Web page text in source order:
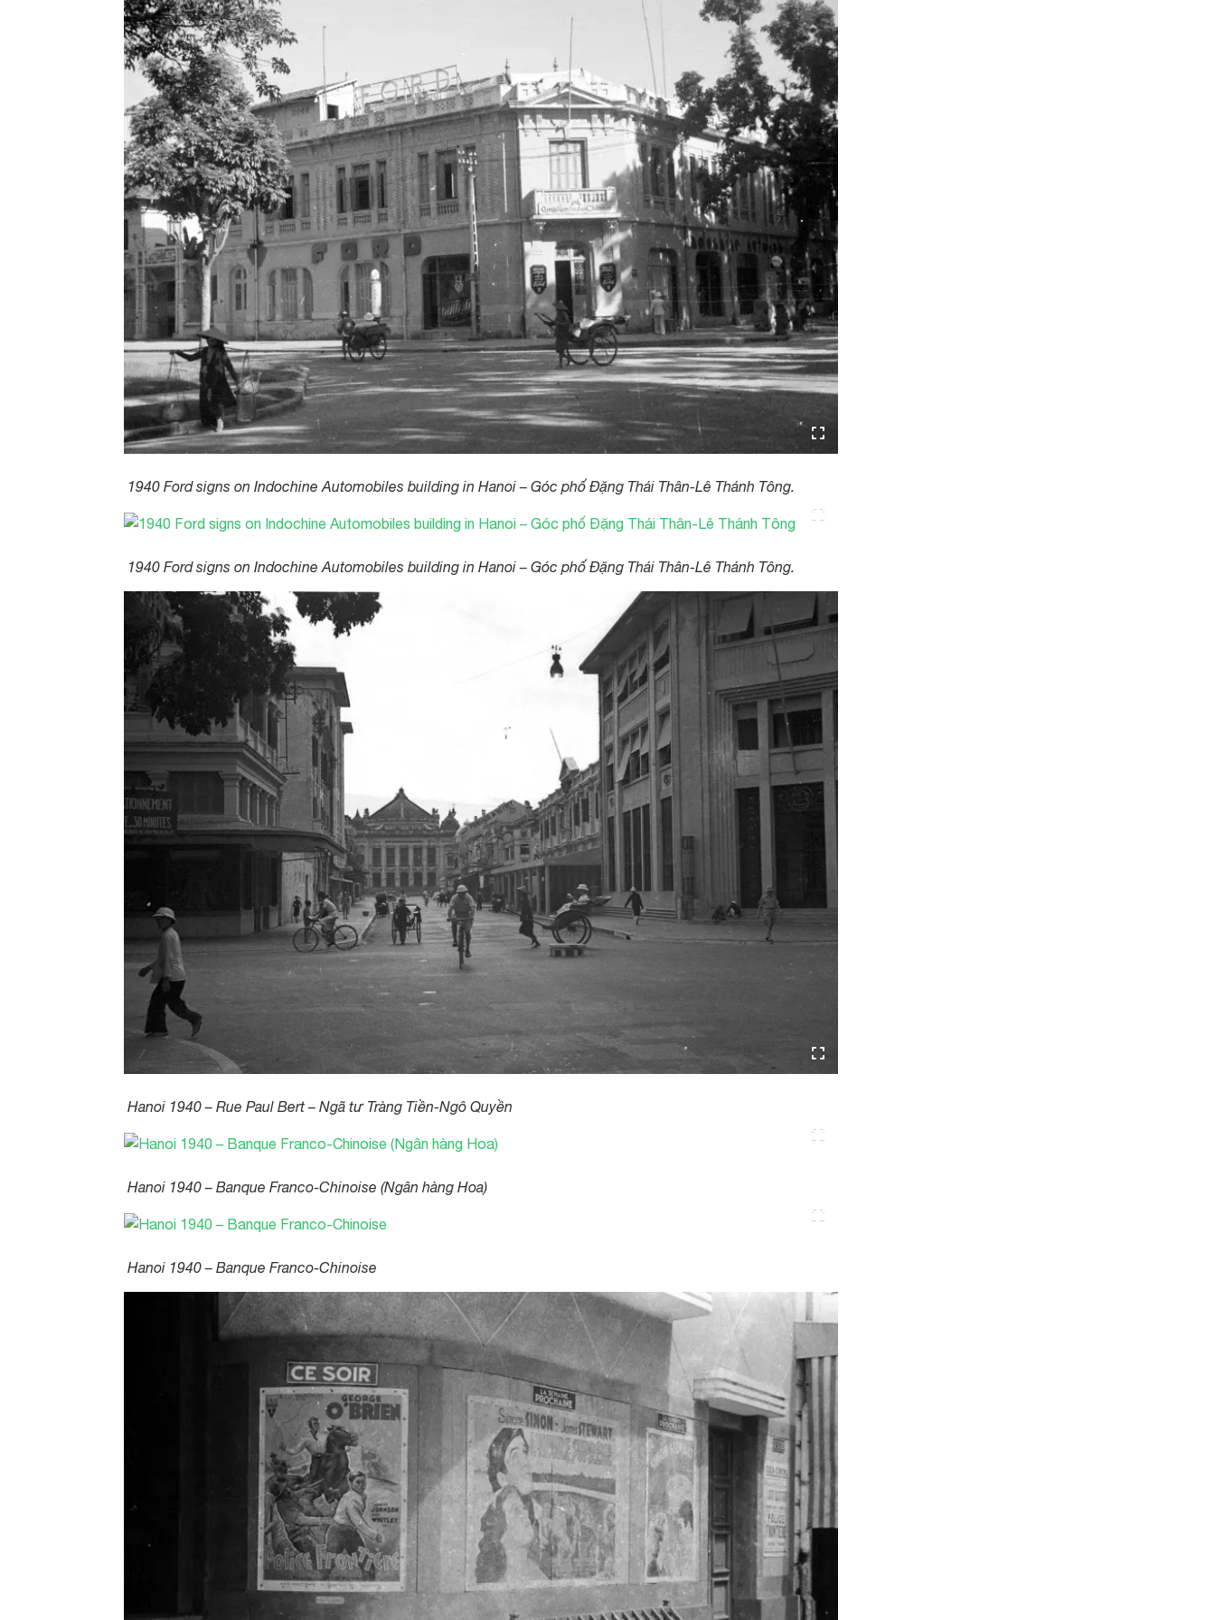
1940 Ford signs on Indochine Automobiles building in Hanoi – Góc phố Đặng Thái Thân-Lê Thánh Tông.
1940 Ford signs on Indochine Automobiles building in Hanoi – Góc phố Đặng Thái Thân-Lê Thánh Tông.
Hanoi 1940 – Rue Paul Bert – Ngã tư Tràng Tiền-Ngô Quyền
Hanoi 1940 – Banque Franco-Chinoise (Ngân hàng Hoa)
Hanoi 1940 – Banque Franco-Chinoise